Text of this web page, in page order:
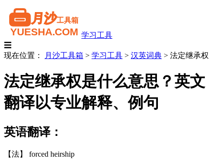
学习工具
☰
现在位置：
月沙工具箱 > 学习工具 > 汉英词典 > 法定继承权
法定继承权是什么意思？英文
翻译以专业解释、例句
英语翻译：
【法】 forced heirship